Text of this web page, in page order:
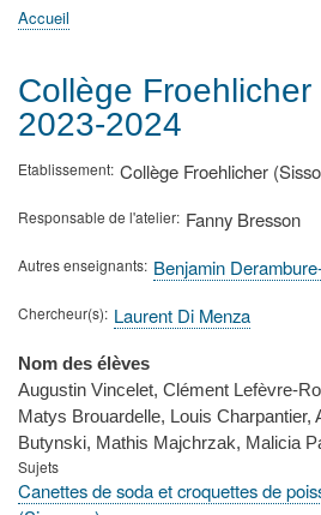
Accueil
ActualitésMATh.en.JEANS ?
Régions et Ateliers
Créer, gérer un atelier
Sujets/Publications
Congrès
d'Ariane
Accueil
Collège
2023-2024
Etablissement Collège Froehlicher
Responsable de l'atelier Fanny Bresson
Autres enseignants Benjamin
Chercheur(s) Laurent Di Menza
Nom des élèves
Augustin Vincelet, Clément Lefèvre-
Matys Brouardelle, Louis Charpantier,
Butynski, Mathis Majchrzak, Malicia
Sujets
Canettes de soda et croquettes de